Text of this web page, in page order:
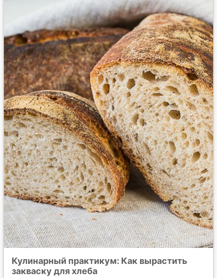
Кулинарный практикум: Как вырастить
закваску для хлеба